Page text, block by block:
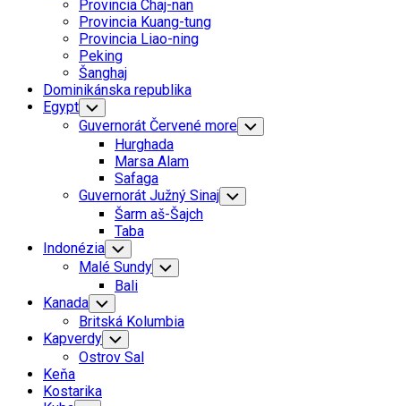
Menu
Provincia Chaj-nan
Provincia Kuang-tung
Provincia Liao-ning
Peking
Šanghaj
Dominikánska republika
Egypt Toggle
Child
Menu
Guvernorát Červené more Toggle
Child
Hurghada
Marsa Alam
Safaga
Guvernorát Južný Sinaj Toggle
Child
Šarm aš-Šajch
Taba
Indonézia Toggle
Child
Menu
Malé Sundy Toggle
Child
Bali
Kanada Toggle
Child
Menu
Britská Kolumbia
Kapverdy Toggle
Child
Menu
Ostrov Sal
Keňa
Kostarika